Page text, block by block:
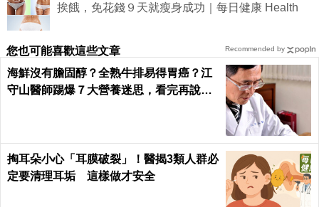
挨餓，免花錢９天就瘦身成功｜每日健康 Health
您也可能喜歡這些文章
海鮮沒有膽固醇？全熟牛排易得胃癌？江
守山醫師踢爆７大營養迷思，看完再說你
掏耳朵小心「耳膜破裂」！醫揭3類人群必
定要清理耳垢 這樣做才安全
Recommended by